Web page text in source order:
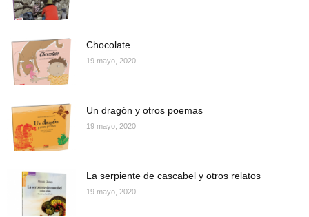
Chocolate
19 mayo, 2020
Un dragón y otros poemas
19 mayo, 2020
La serpiente de cascabel y otros relatos
19 mayo, 2020